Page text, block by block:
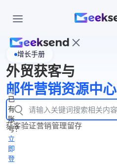
页
WhatsApp
企业号
New
产
品
功
能
产
品
价
格
资
源
中
立
即
注
册
已
有
账
号？
立
即
登
增长手册
外贸获客与
邮件营销资源中心
获客验证营销管理留存